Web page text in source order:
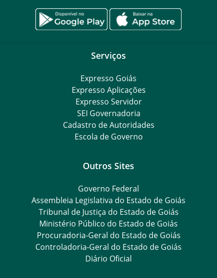
Serviços
Expresso Goiás
Expresso Aplicações
Expresso Servidor
SEI Governadoria
Cadastro de Autoridades
Escola de Governo
Outros Sites
Governo Federal
Assembleia Legislativa do Estado de Goiás
Tribunal de Justiça do Estado de Goiás
Ministério Público do Estado de Goiás
Procuradoria-Geral do Estado de Goiás
Controladoria-Geral do Estado de Goiás
Diário Oficial